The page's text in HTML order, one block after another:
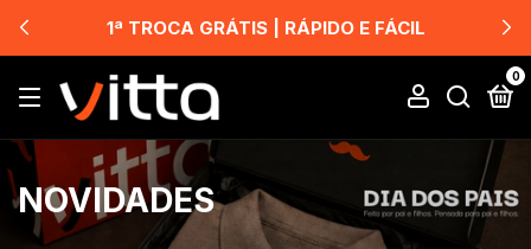
1ª TROCA GRÁTIS | RÁPIDO E FÁCIL
0
NOVIDADES